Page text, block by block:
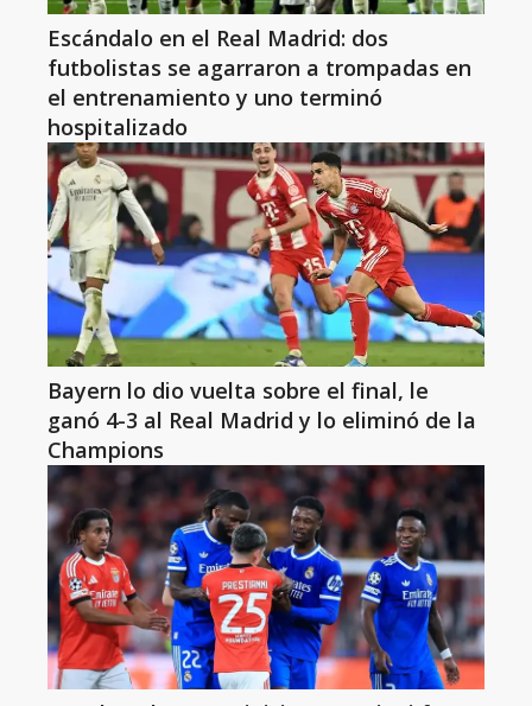
Escándalo en el Real Madrid: dos
futbolistas se agarraron a trompadas en
el entrenamiento y uno terminó
hospitalizado
Bayern lo dio vuelta sobre el final, le
ganó 4-3 al Real Madrid y lo eliminó de la
Champions